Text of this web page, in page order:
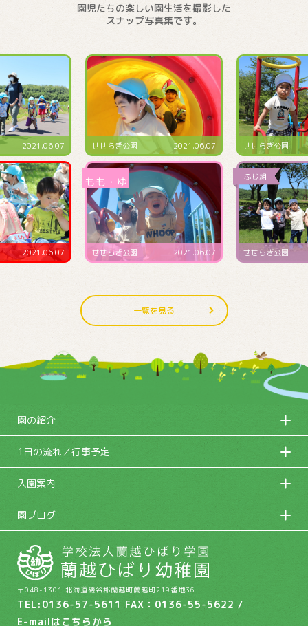
園児たちの楽しい園生活を撮影した
スナップ写真集です。
2021.06.07
2021.06.07
せせらぎ公園 2021.06.07
せせらぎ公園 2021.06.07
せせらぎ公園
せせらぎ公園
一覧を見る
園の紹介
1日の流れ／行事予定
入園案内
園ブログ
〒048-1301 北海道磯谷郡蘭越町蘭越町219番地36
TEL:0136-57-5611 FAX：0136-55-5622 /
E-mailは こちらから